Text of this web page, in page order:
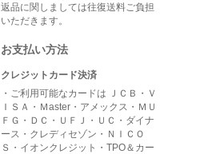
返品に関しましては往復送料ご負担
いただきます。
お支払い方法
クレジットカード決済
・ご利用可能なカードは ＪＣＢ・Ｖ
ＩＳＡ・Ｍaster・アメックス・ＭＵ
ＦＧ・ＤＣ・ＵＦＪ・ＵＣ・ダイナ
ース・クレディセゾン・ＮＩＣＯ
Ｓ・イオンクレジット・TPO＆カー